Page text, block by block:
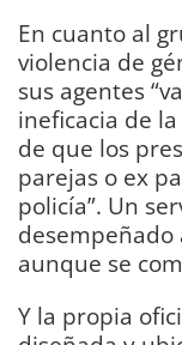
En cuanto al
violencia de
sus agentes
ineficacia de
de que los
parejas o ex
policía”. Un
aunque se
Y la propia